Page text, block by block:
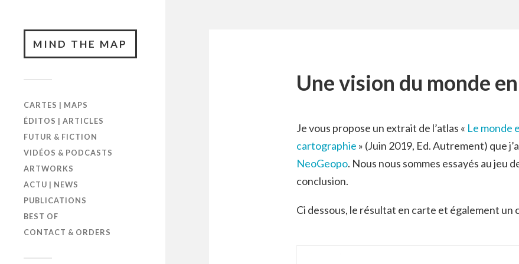
MIND THE MAP
CARTES | MAPS
ÉDITOS | ARTICLES
FUTUR & FICTION
VIDÉOS & PODCASTS
ARTWORKS
ACTU | NEWS
PUBLICATIONS
BEST OF
CONTACT & ORDERS
Une vision du monde
Je vous propose un extrait de l’atlas « Le monde
cartographie » (Juin 2019, Ed. Autrement) que
NeoGeopo. Nous nous sommes essayés au jeu
conclusion.
Ci dessous, le résultat en carte et également un